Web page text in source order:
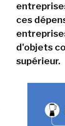
ces
d'objets
supérieur.